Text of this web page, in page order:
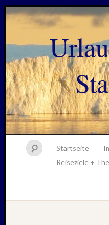
Startseite
Reiseziele +